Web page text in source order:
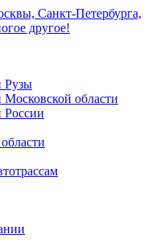
Рузы
Московской области
России